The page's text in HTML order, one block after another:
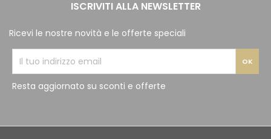
ISCRIVITI ALLA NEWSLETTER
Ricevi le nostre novità e le offerte speciali
Resta aggiornato su sconti e offerte